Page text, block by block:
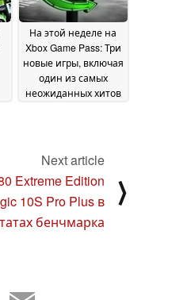
На этой неделе на
Xbox Game Pass: Три
новые игры, включая
один из самых
неожиданных хитов
Next article
Extreme Edition
10S Pro Plus в
бенчмарка
⟩